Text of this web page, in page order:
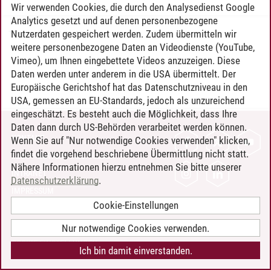
Timo Leder/30.06.2024
KONTAKT
LEUPHANA ALS ARBEITGEBER
INTRANET
BARRIEREFREIHEIT
COOKIE-EINSTELLUNGEN
Wir verwenden Cookies, die durch den Analysedienst Google
Analytics gesetzt und auf denen personenbezogene
Nutzerdaten gespeichert werden. Zudem übermitteln wir
weitere personenbezogene Daten an Videodienste (YouTube,
Vimeo), um Ihnen eingebettete Videos anzuzeigen. Diese
Daten werden unter anderem in die USA übermittelt. Der
Europäische Gerichtshof hat das Datenschutzniveau in den
USA, gemessen an EU-Standards, jedoch als unzureichend
eingeschätzt. Es besteht auch die Möglichkeit, dass Ihre
Daten dann durch US-Behörden verarbeitet werden können.
Wenn Sie auf "Nur notwendige Cookies verwenden" klicken,
findet die vorgehend beschriebene Übermittlung nicht statt.
Nähere Informationen hierzu entnehmen Sie bitte unserer
Datenschutzerklärung.
Cookie-Einstellungen
Nur notwendige Cookies verwenden.
Ich bin damit einverstanden.